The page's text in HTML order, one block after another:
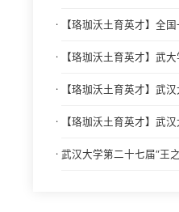
· 【珞珈沃土育英才】全国
· 【珞珈沃土育英才】武
· 【珞珈沃土育英才】武
· 【珞珈沃土育英才】武
· 武汉大学第二十七届“王